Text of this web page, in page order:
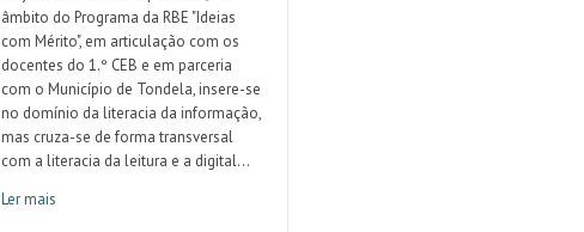
âmbito do Programa da RBE "Ideias
com Mérito", em articulação com os
docentes do 1.º CEB e em parceria
com o Município de Tondela, insere-se
no domínio da literacia da informação,
mas cruza-se de forma transversal
com a literacia da leitura e a digital...
Ler mais
Conhecimento à Mão – Cidadania com TIC